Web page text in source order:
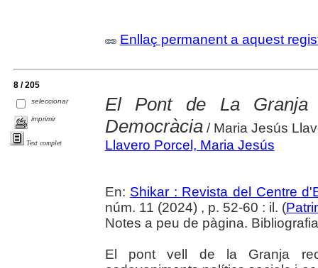
Enllaç permanent a aquest
8 / 205
seleccionar
imprimir
Text complet
El Pont de La
Democràcia/ Maria Jesús
Llavero Porcel, Maria Jesús
En: Shikar : Revista del Centre
núm. 11 (2024) , p. 52-60 : il. (
Notes a peu de pàgina.
El pont vell de la Granja